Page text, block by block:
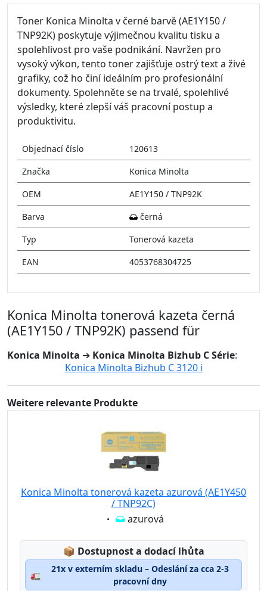
Toner Konica Minolta v černé barvě (AE1Y150 /
TNP92K) poskytuje výjimečnou kvalitu tisku a
spolehlivost pro vaše podnikání. Navržen pro
vysoký výkon, tento toner zajišťuje ostrý text a živé
grafiky, což ho činí ideálním pro profesionální
dokumenty. Spolehněte se na trvalé, spolehlivé
výsledky, které zlepší váš pracovní postup a
produktivitu.
Objednací číslo
120613
Značka
Konica Minolta
OEM
AE1Y150 / TNP92K
Barva
černá
Typ
Tonerová kazeta
EAN
4053768304725
Konica Minolta tonerová kazeta černá
(AE1Y150 / TNP92K) passend für
Konica Minolta ➔ Konica Minolta Bizhub C Série:
Konica Minolta Bizhub C 3120 i
Weitere relevante Produkte
Konica Minolta tonerová kazeta azurová (AE1Y450
/ TNP92C)
Eigenschaft:
azurová
📦 Lagerstatus:
Dostupnost a dodací lhůta
🚛
21x v externím skladu – Odeslání za cca 2-3
pracovní dny